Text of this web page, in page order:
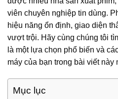
viên chuyên nghiệp tin dùng.
hiệu năng ổn định, giao diện
vượt trội. Hãy cùng chúng tôi
là một lựa chọn phổ biến và
máy của bạn trong bài viết này
Mục lục